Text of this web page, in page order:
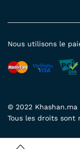
© 2022
Tous les droits sont
Nous utilisons le